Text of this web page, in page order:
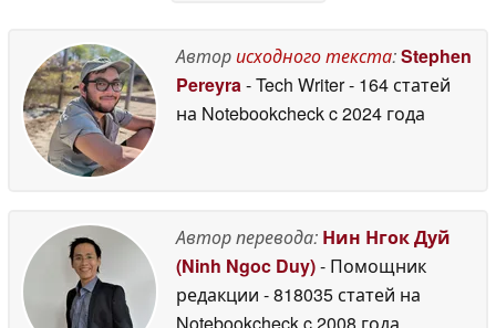
Авторисходного текста:Stephen
Pereyra- Tech Writer- 164 статей
на Notebookcheckc 2024 года
Автор перевода: Нин Нгок Дуй
(Ninh Ngoc Duy)- Помощник
редакции - 818035 статей на